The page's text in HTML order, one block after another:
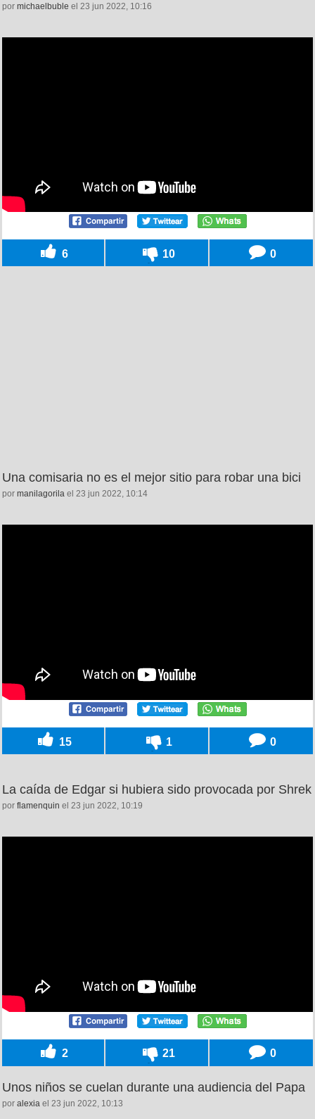
por michaelbuble el 23 jun 2022, 10:16
6 10 0
Una comisaria no es el mejor sitio para robar una bici
por manilagorila el 23 jun 2022, 10:14
15 1 0
La caída de Edgar si hubiera sido provocada por Shrek
por flamenquin el 23 jun 2022, 10:19
2 21 0
Unos niños se cuelan durante una audiencia del Papa
por alexia el 23 jun 2022, 10:13